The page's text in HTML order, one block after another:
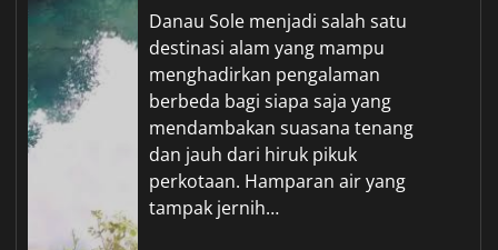
Danau Sole menjadi salah satu
destinasi alam yang mampu
menghadirkan pengalaman
berbeda bagi siapa saja yang
mendambakan suasana tenang
dan jauh dari hiruk pikuk
perkotaan. Hamparan air yang
tampak jernih…